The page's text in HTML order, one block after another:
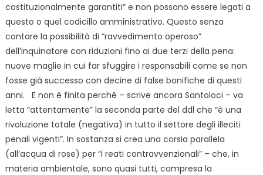
costituzionalmente garantiti” e non possono essere legati a
questo o quel codicillo amministrativo. Questo senza
contare la possibilità di “ravvedimento operoso”
dell’inquinatore con riduzioni fino ai due terzi della pena:
nuove maglie in cui far sfuggire i responsabili come se non
fosse già successo con decine di false bonifiche di questi
anni.
E non è finita perché – scrive ancora Santoloci – va
letta “attentamente” la seconda parte del ddl che “è una
rivoluzione totale (negativa) in tutto il settore degli illeciti
penali vigenti”. In sostanza si crea una corsia parallela
(all’acqua di rose) per “i reati contravvenzionali” – che, in
materia ambientale, sono quasi tutti, compresa la